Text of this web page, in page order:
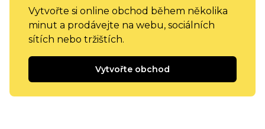
Vytvořte si online obchod během několika
minut a prodávejte na webu, sociálních
sítích nebo tržištích.
Vytvořte obchod